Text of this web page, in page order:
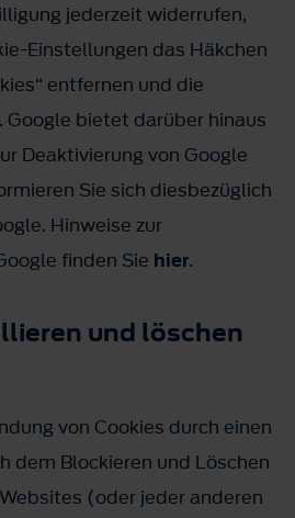
jederzeit widerrufen,
Einstellungen das Häkchen
entfernen und die
Google bietet darüber hinaus
Deaktivierung von Google
Sie sich diesbezüglich
Hinweise zur
finden Sie hier.
und löschen
von Cookies durch einen
dem Blockieren und Löschen
(oder jeder anderen